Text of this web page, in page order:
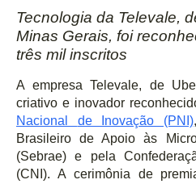
Tecnologia da Televale,
Minas Gerais, foi
três mil inscritos
A empresa Televale, de
criativo e inovador
Nacional de Inovação (PNI)
Brasileiro de Apoio às
(Sebrae) e pela
(CNI). A cerimônia de